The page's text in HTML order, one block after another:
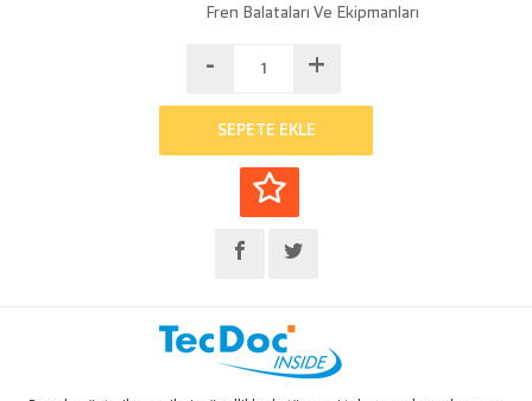
Fren Balataları Ve Ekipmanları
- +
SEPETE EKLE